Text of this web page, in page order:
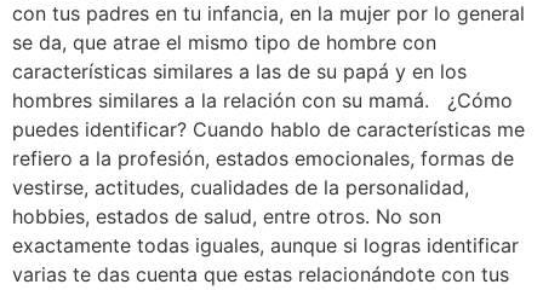
con tus padres en tu infancia, en la mujer por lo general
se da, que atrae el mismo tipo de hombre con
características similares a las de su papá y en los
hombres similares a la relación con su mamá. ¿Cómo
puedes identificar? Cuando hablo de características me
refiero a la profesión, estados emocionales, formas de
vestirse, actitudes, cualidades de la personalidad,
hobbies, estados de salud, entre otros. No son
exactamente todas iguales, aunque si logras identificar
varias te das cuenta que estas relacionándote con tus